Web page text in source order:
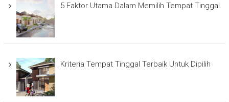
5 Faktor Utama Dalam Memilih Tempat Tinggal
Kriteria Tempat Tinggal Terbaik Untuk Dipilih